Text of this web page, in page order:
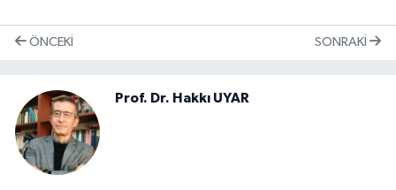
ÖNCEKI SONRAKI
Prof. Dr. Hakkı UYAR